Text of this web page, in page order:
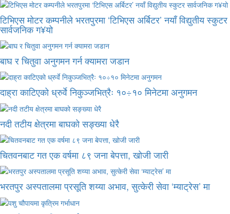
टिभिएस मोटर कम्पनीले भरतपुरमा ‘टिभिएस अर्बिटर’ नयाँ विद्युतीय स्कुटर
सार्वजनिक ग¥यो
बाघ र चितुवा अनुगमन गर्न क्यामरा जडान
दाह्रा काटिएको ध्रुर्वे निकुञ्जभित्रैः १०÷१० मिनेटमा अनुगमन
नदी तटीय क्षेत्रमा बाघको सङ्ख्या धेरै
चितवनबाट गत एक वर्षमा ८९ जना बेपत्ता, खोजी जारी
भरतपुर अस्पतालमा प्रसूति शय्या अभाव, सुत्केरी सेवा ‘म्याट्रेस’ मा